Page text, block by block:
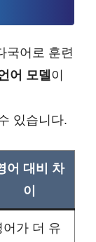
국어로 훈련
어 모델 이
있습니다.
어 대비 차
이
어가 더 유